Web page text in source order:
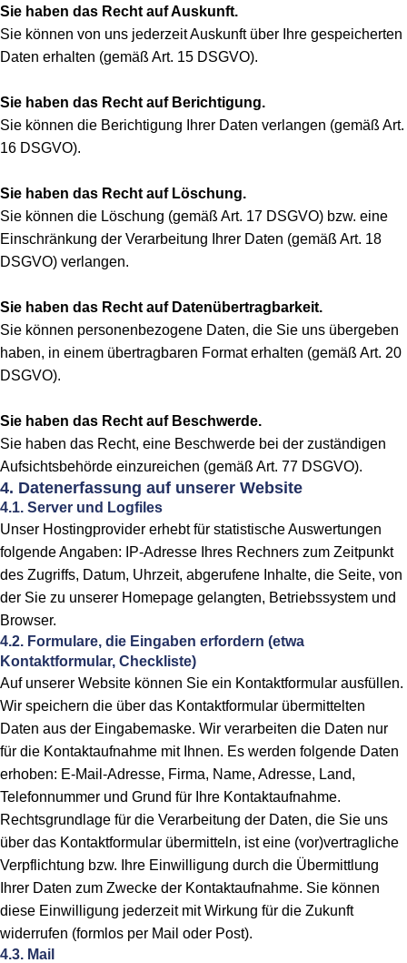
Sie haben das Recht auf Auskunft.
Sie können von uns jederzeit Auskunft über Ihre gespeicherten
Daten erhalten (gemäß Art. 15 DSGVO).
Sie haben das Recht auf Berichtigung.
Sie können die Berichtigung Ihrer Daten verlangen (gemäß Art.
16 DSGVO).
Sie haben das Recht auf Löschung.
Sie können die Löschung (gemäß Art. 17 DSGVO) bzw. eine
Einschränkung der Verarbeitung Ihrer Daten (gemäß Art. 18
DSGVO) verlangen.
Sie haben das Recht auf Datenübertragbarkeit.
Sie können personenbezogene Daten, die Sie uns übergeben
haben, in einem übertragbaren Format erhalten (gemäß Art. 20
DSGVO).
Sie haben das Recht auf Beschwerde.
Sie haben das Recht, eine Beschwerde bei der zuständigen
Aufsichtsbehörde einzureichen (gemäß Art. 77 DSGVO).
4. Datenerfassung auf unserer Website
4.1. Server und Logfiles
Unser Hostingprovider erhebt für statistische Auswertungen
folgende Angaben: IP-Adresse Ihres Rechners zum Zeitpunkt
des Zugriffs, Datum, Uhrzeit, abgerufene Inhalte, die Seite, von
der Sie zu unserer Homepage gelangten, Betriebssystem und
Browser.
4.2. Formulare, die Eingaben erfordern (etwa
Kontaktformular, Checkliste)
Auf unserer Website können Sie ein Kontaktformular ausfüllen.
Wir speichern die über das Kontaktformular übermittelten
Daten aus der Eingabemaske. Wir verarbeiten die Daten nur
für die Kontaktaufnahme mit Ihnen. Es werden folgende Daten
erhoben: E-Mail-Adresse, Firma, Name, Adresse, Land,
Telefonnummer und Grund für Ihre Kontaktaufnahme.
Rechtsgrundlage für die Verarbeitung der Daten, die Sie uns
über das Kontaktformular übermitteln, ist eine (vor)vertragliche
Verpflichtung bzw. Ihre Einwilligung durch die Übermittlung
Ihrer Daten zum Zwecke der Kontaktaufnahme. Sie können
diese Einwilligung jederzeit mit Wirkung für die Zukunft
widerrufen (formlos per Mail oder Post).
4.3. Mail